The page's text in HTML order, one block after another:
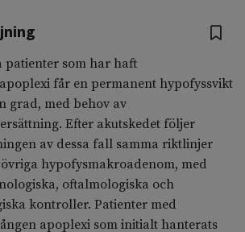
patienter som har haft
får en permanent hypofyssvikt
grad, med behov av
Efter akutskedet följer
av dessa fall samma riktlinjer
hypofysmakroadenom, med
oftalmologiska och
kontroller. Patienter med
apoplexi som initialt hanterats